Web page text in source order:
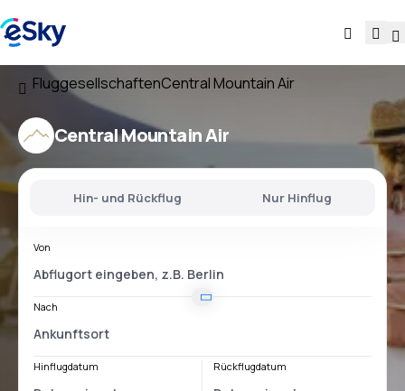
FluggesellschaftenCentral Mountain Air
Central Mountain Air
Hin- und Rückflug Nur Hinflug
Von
Nach
Hinflugdatum Rückflugdatum